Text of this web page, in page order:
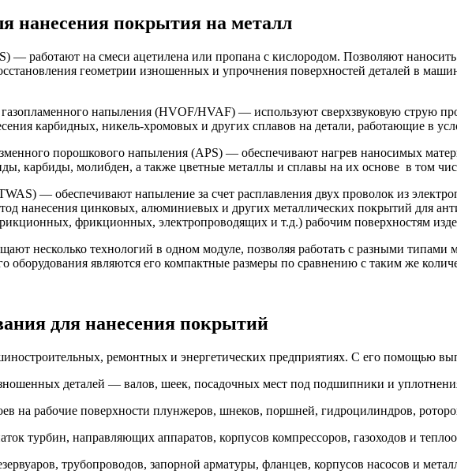
нанесения покрытия на металл
— работают на смеси ацетилена или пропана с кислородом. Позволяют
геометрии изношенных и упрочнения поверхностей деталей в
напыления (HVOF/HVAF) — используют сверхзвуковую струю
карбидных, никель-хромовых и других сплавов на детали, работающие в
порошкового напыления (APS) — обеспечивают нагрев наносимых
карбиды, молибден, а также цветные металлы и сплавы на их основе в том
— обеспечивают напыление за счет расплавления двух проволок из
нанесения цинковых, алюминиевых и других металлических покрытий для
фрикционных, электропроводящих и т.д.) рабочим поверхностям
несколько технологий в одном модуле, позволяя работать с разными
оборудования являются его компактные размеры по сравнению с таким же
для нанесения покрытий
ремонтных и энергетических предприятиях. С его помощью
деталей — валов, шеек, посадочных мест под подшипники и
на рабочие поверхности плунжеров, шнеков, поршней, гидроцилиндров,
турбин, направляющих аппаратов, корпусов компрессоров, газоходов и
трубопроводов, запорной арматуры, фланцев, корпусов насосов и